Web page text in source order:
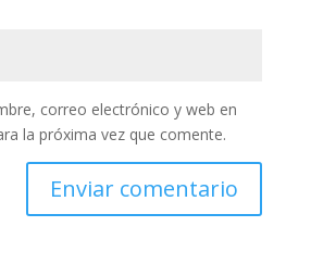
correo electrónico y web en
la próxima vez que comente.